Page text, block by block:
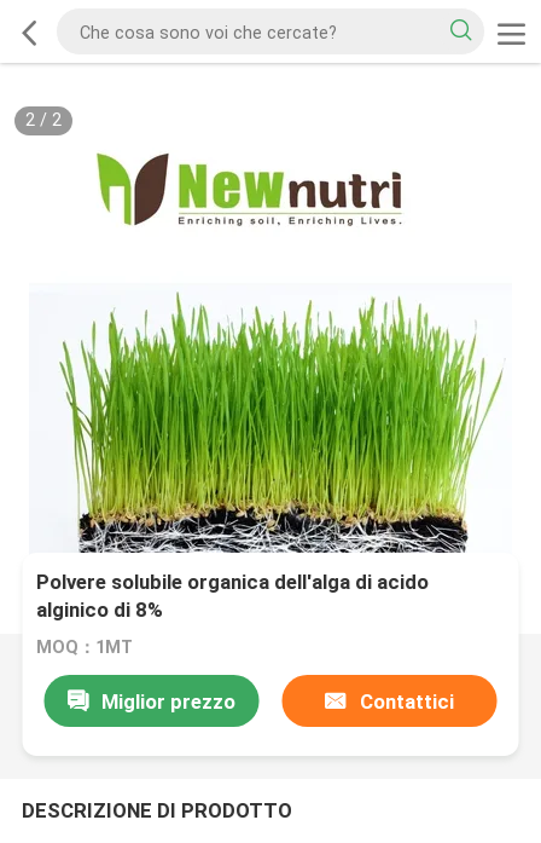
2/ 2
Polvere solubile organica dell'alga di acido
alginico di 8%
MOQ：1MT
Miglior prezzo Contattici
DESCRIZIONE DI PRODOTTO